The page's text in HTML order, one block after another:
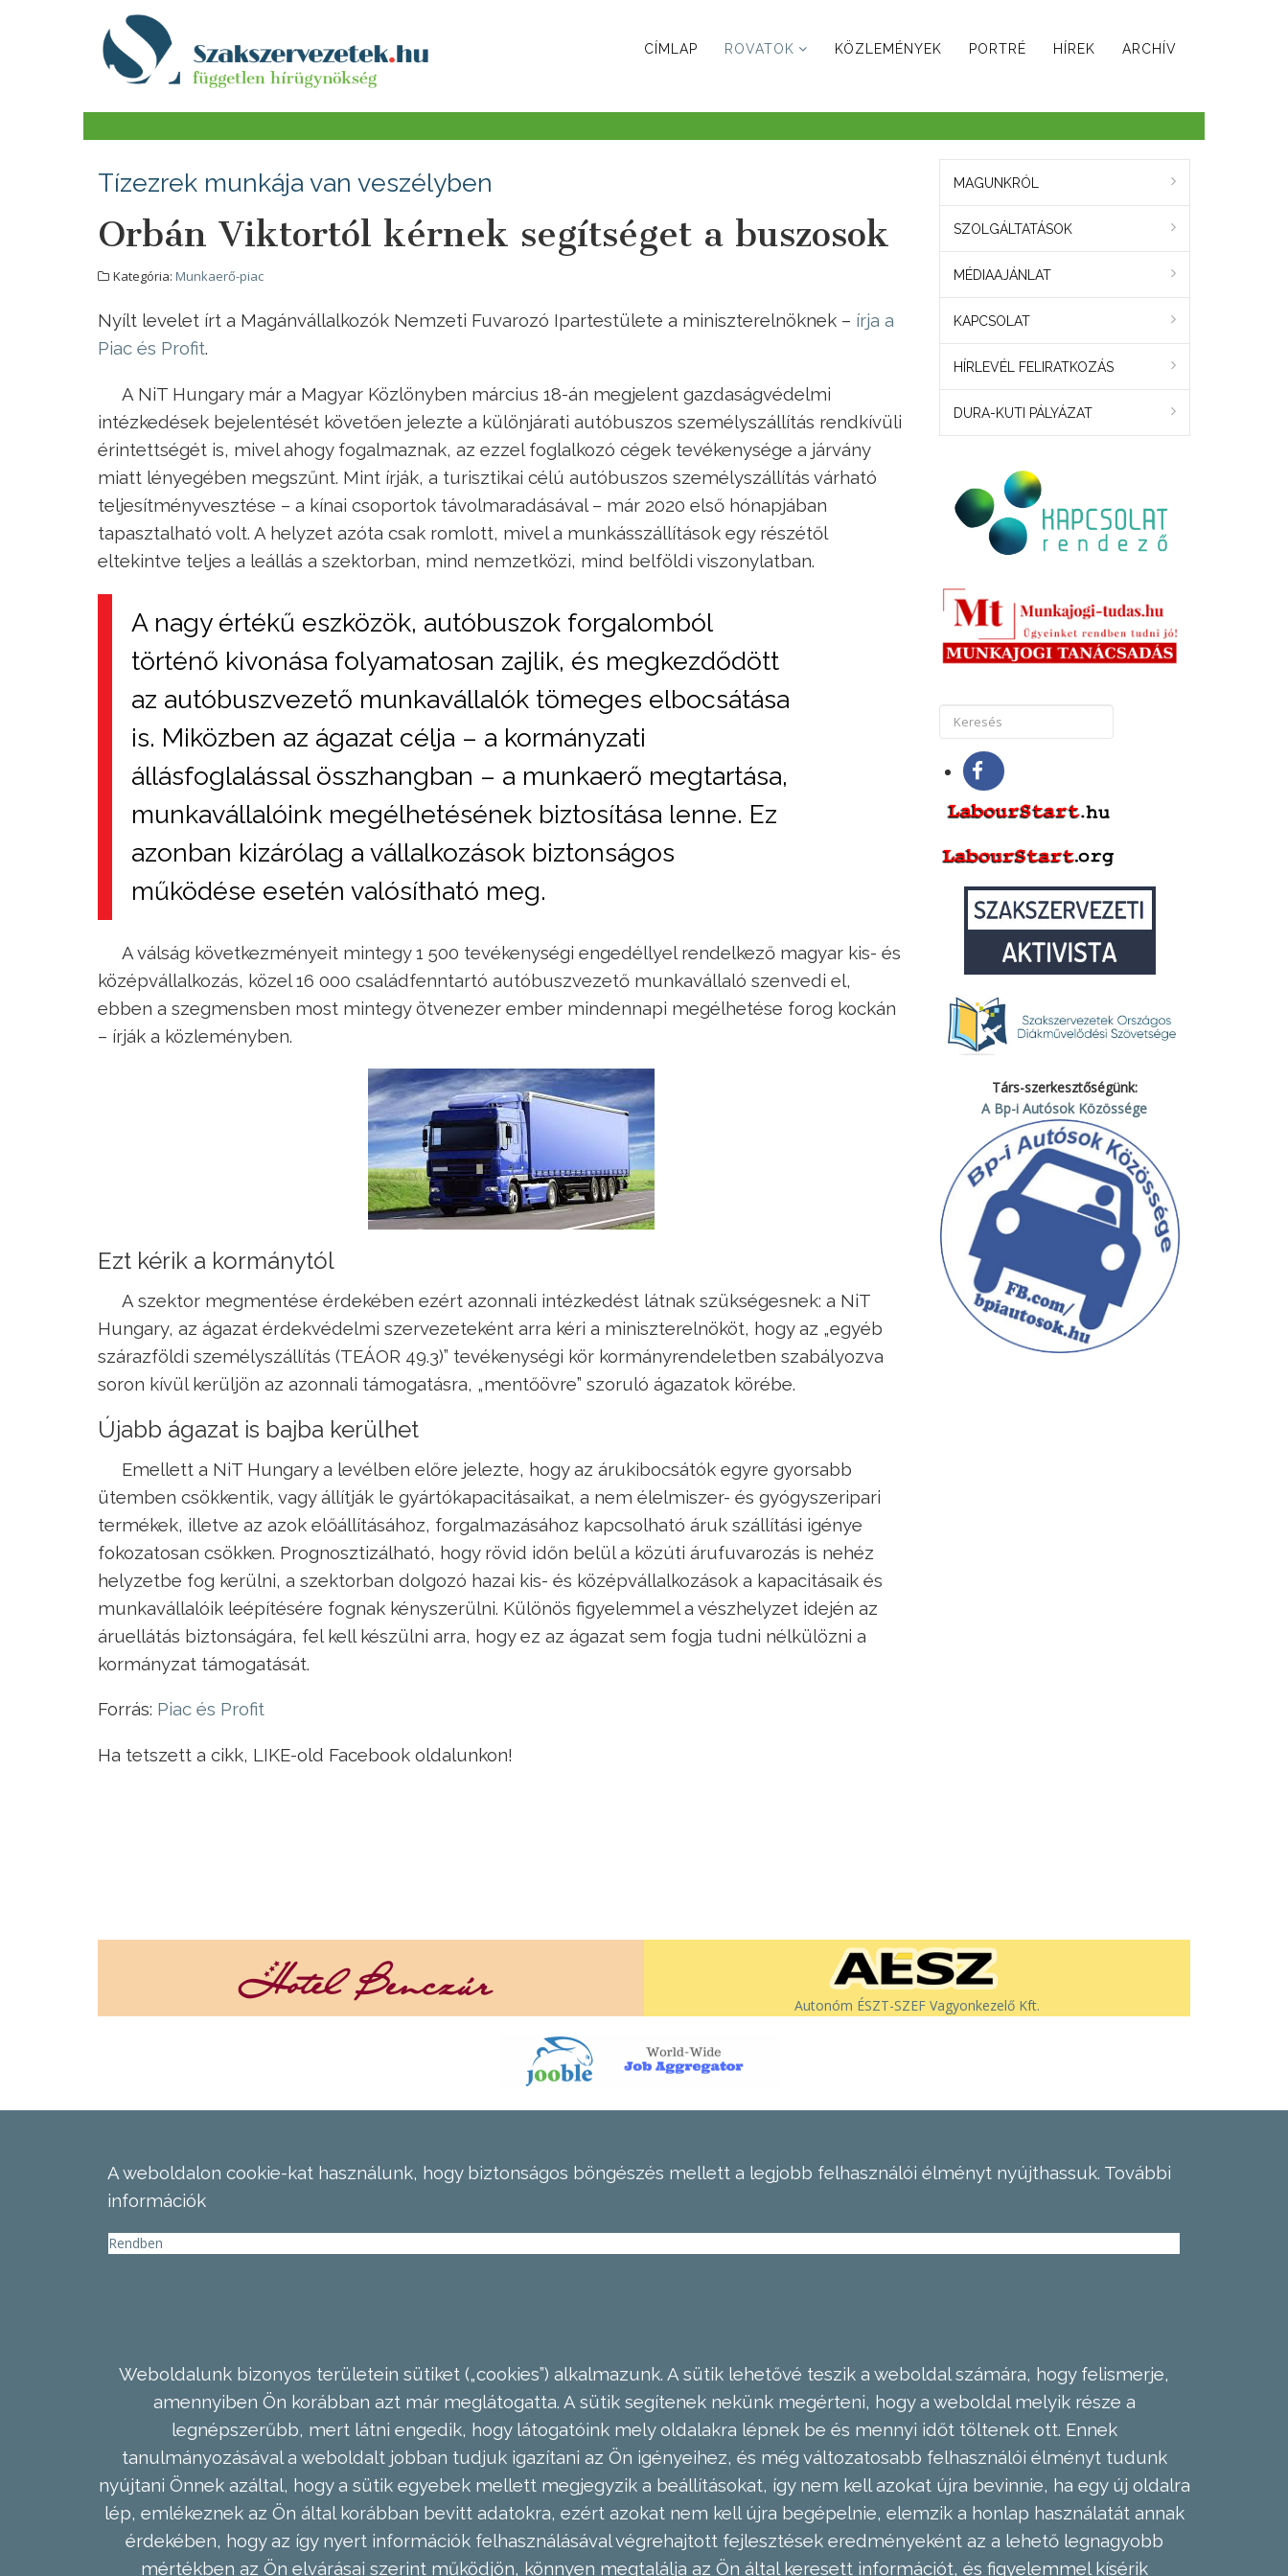
CÍMLAP ROVATOK KÖZLEMÉNYEK PORTRÉ HÍREK ARCHÍV
Tízezrek munkája van veszélyben
Orbán Viktortól kérnek segítséget a buszosok
Kategória: Munkaerő-piac
Nyílt levelet írt a Magánvállalkozók Nemzeti Fuvarozó Ipartestülete a miniszterelnöknek – írja a
Piac és Profit.
A NiT Hungary már a Magyar Közlönyben március 18-án megjelent gazdaságvédelmi
intézkedések bejelentését követően jelezte a különjárati autóbuszos személyszállítás rendkívüli
érintettségét is, mivel ahogy fogalmaznak, az ezzel foglalkozó cégek tevékenysége a járvány
miatt lényegében megszűnt. Mint írják, a turisztikai célú autóbuszos személyszállítás várható
teljesítményvesztése – a kínai csoportok távolmaradásával – már 2020 első hónapjában
tapasztalható volt. A helyzet azóta csak romlott, mivel a munkásszállítások egy részétől
eltekintve teljes a leállás a szektorban, mind nemzetközi, mind belföldi viszonylatban.
A nagy értékű eszközök, autóbuszok forgalomból
történő kivonása folyamatosan zajlik, és megkezdődött
az autóbuszvezető munkavállalók tömeges elbocsátása
is. Miközben az ágazat célja – a kormányzati
állásfoglalással összhangban – a munkaerő megtartása,
munkavállalóink megélhetésének biztosítása lenne. Ez
azonban kizárólag a vállalkozások biztonságos
működése esetén valósítható meg.
A válság következményeit mintegy 1 500 tevékenységi engedéllyel rendelkező magyar kis- és
középvállalkozás, közel 16 000 családfenntartó autóbuszvezető munkavállaló szenvedi el,
ebben a szegmensben most mintegy ötvenezer ember mindennapi megélhetése forog kockán
– írják a közleményben.
Ezt kérik a kormánytól
A szektor megmentése érdekében ezért azonnali intézkedést látnak szükségesnek: a NiT
Hungary, az ágazat érdekvédelmi szervezeteként arra kéri a miniszterelnököt, hogy az „egyéb
szárazföldi személyszállítás (TEÁOR 49.3)” tevékenységi kör kormányrendeletben szabályozva
soron kívül kerüljön az azonnali támogatásra, „mentőövre” szoruló ágazatok körébe.
Újabb ágazat is bajba kerülhet
Emellett a NiT Hungary a levélben előre jelezte, hogy az árukibocsátók egyre gyorsabb
ütemben csökkentik, vagy állítják le gyártókapacitásaikat, a nem élelmiszer- és gyógyszeripari
termékek, illetve az azok előállításához, forgalmazásához kapcsolható áruk szállítási igénye
fokozatosan csökken. Prognosztizálható, hogy rövid időn belül a közúti árufuvarozás is nehéz
helyzetbe fog kerülni, a szektorban dolgozó hazai kis- és középvállalkozások a kapacitásaik és
munkavállalóik leépítésére fognak kényszerülni. Különös figyelemmel a vészhelyzet idején az
áruellátás biztonságára, fel kell készülni arra, hogy ez az ágazat sem fogja tudni nélkülözni a
kormányzat támogatását.
Forrás: Piac és Profit
Ha tetszett a cikk, LIKE-old Facebook oldalunkon!
MAGUNKRÓL
SZOLGÁLTATÁSOK
MÉDIAAJÁNLAT
KAPCSOLAT
HÍRLEVÉL FELIRATKOZÁS
DURA-KUTI PÁLYÁZAT
Társ-szerkesztőségünk:
A Bp-i Autósok Közössége
Autonóm ÉSZT-SZEF Vagyonkezelő Kft.
A weboldalon cookie-kat használunk, hogy biztonságos böngészés mellett a legjobb felhasználói élményt nyújthassuk. További
információk
Rendben
Weboldalunk bizonyos területein sütiket („cookies”) alkalmazunk. A sütik lehetővé teszik a weboldal számára, hogy felismerje,
amennyiben Ön korábban azt már meglátogatta. A sütik segítenek nekünk megérteni, hogy a weboldal melyik része a
legnépszerűbb, mert látni engedik, hogy látogatóink mely oldalakra lépnek be és mennyi időt töltenek ott. Ennek
tanulmányozásával a weboldalt jobban tudjuk igazítani az Ön igényeihez, és még változatosabb felhasználói élményt tudunk
nyújtani Önnek azáltal, hogy a sütik egyebek mellett megjegyzik a beállításokat, így nem kell azokat újra bevinnie, ha egy új oldalra
lép, emlékeznek az Ön által korábban bevitt adatokra, ezért azokat nem kell újra begépelnie, elemzik a honlap használatát annak
érdekében, hogy az így nyert információk felhasználásával végrehajtott fejlesztések eredményeként az a lehető legnagyobb
mértékben az Ön elvárásai szerint működjön, könnyen megtalálja az Ön által keresett információt, és figyelemmel kísérik